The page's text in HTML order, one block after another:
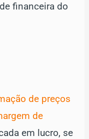
financeira do
de preços
de
em lucro, se